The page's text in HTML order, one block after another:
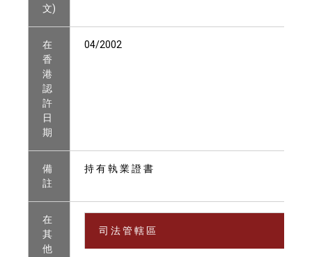
文)
在
香
港
認
許
日
期
04/2002
備
註
持 有 執 業 證 書
在
其
他
司 法 管 轄 區